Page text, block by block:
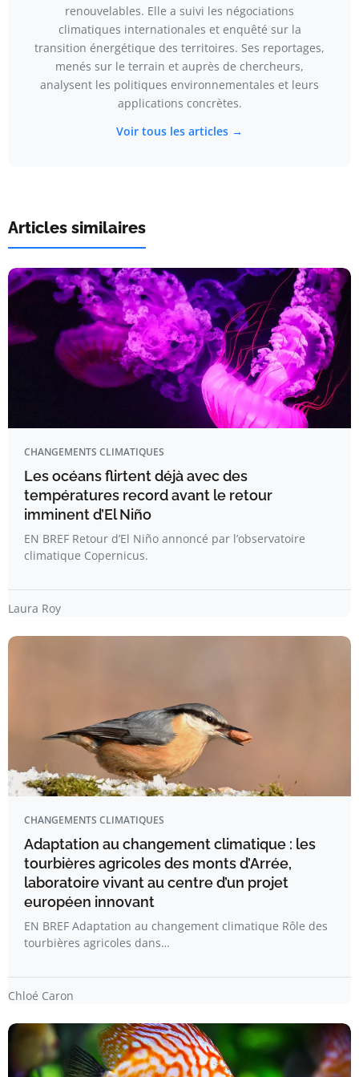
renouvelables. Elle a suivi les négociations
climatiques internationales et enquêté sur la
transition énergétique des territoires. Ses reportages,
menés sur le terrain et auprès de chercheurs,
analysent les politiques environnementales et leurs
applications concrètes.
Voir tous les articles →
Articles similaires
CHANGEMENTS CLIMATIQUES
Les océans flirtent déjà avec des
températures record avant le retour
imminent d’El Niño
EN BREF Retour d’El Niño annoncé par l’observatoire
climatique Copernicus.
Laura Roy
CHANGEMENTS CLIMATIQUES
Adaptation au changement climatique : les
tourbières agricoles des monts d’Arrée,
laboratoire vivant au centre d’un projet
européen innovant
EN BREF Adaptation au changement climatique Rôle des
tourbières agricoles dans…
Chloé Caron